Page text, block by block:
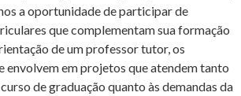
a oportunidade de participar de
que complementam sua formação
de um professor tutor, os
envolvem em projetos que atendem tanto
de graduação quanto às demandas da